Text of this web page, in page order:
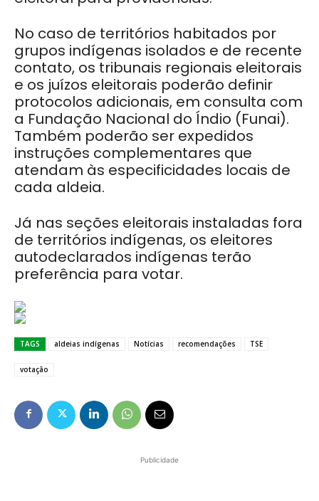
No caso de territórios habitados por
grupos indígenas isolados e de recente
contato, os tribunais regionais eleitorais
e os juízos eleitorais poderão definir
protocolos adicionais, em consulta com
a Fundação Nacional do Índio (Funai).
Também poderão ser expedidos
instruções complementares que
atendam às especificidades locais de
cada aldeia.
Já nas seções eleitorais instaladas fora
de territórios indígenas, os eleitores
autodeclarados indígenas terão
preferência para votar.
TAGS aldeias indígenas Notícias recomendações TSE
votação
Publicidade